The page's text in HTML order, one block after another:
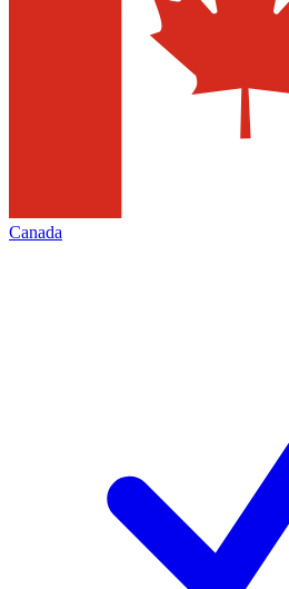
Canada